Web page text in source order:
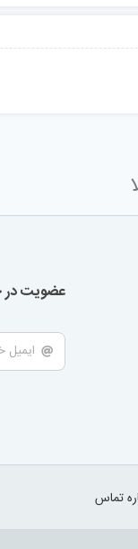
عضویت در
تماس